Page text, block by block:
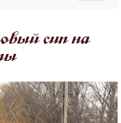
сип на